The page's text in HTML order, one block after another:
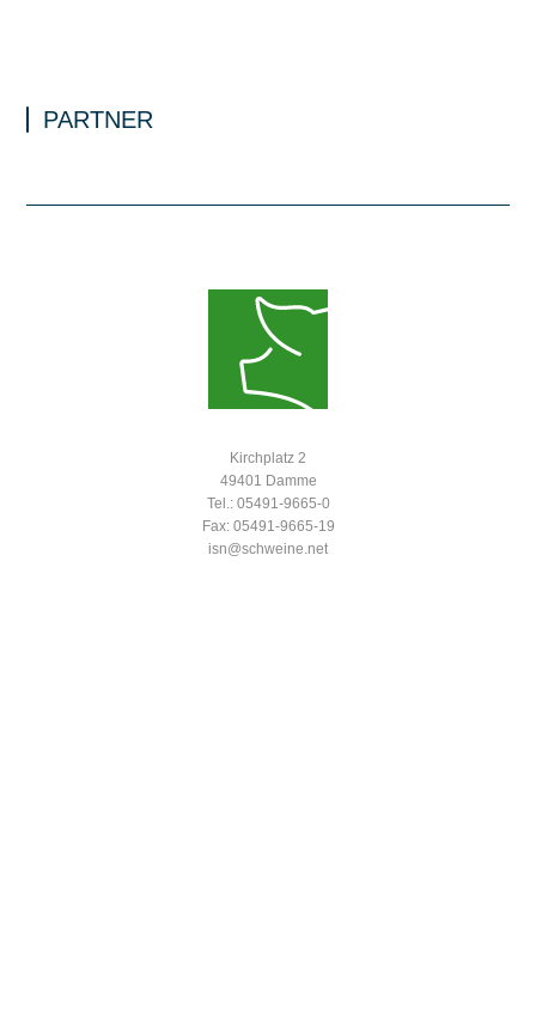
PARTNER
Kirchplatz 2
49401 Damme
Tel.: 05491-9665-0
Fax: 05491-9665-19
isn@schweine.net